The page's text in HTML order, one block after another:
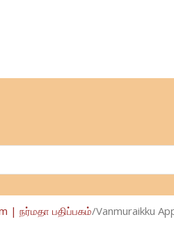
| நர்மதா பதிப்பகம் Vanmuraikku